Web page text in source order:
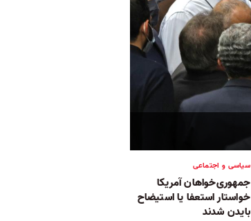
سیاسی و اجتماعی
جمهوری‌خواهان آمریکا
خواستار استعفا یا استیضاح
بایدن شدند